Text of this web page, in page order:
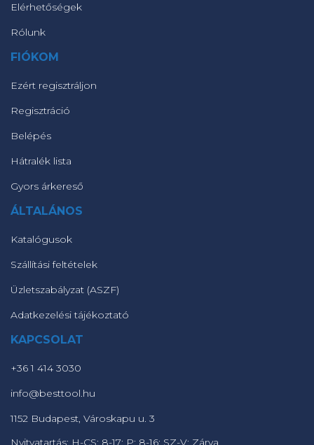
Elérhetőségek
Rólunk
FIÓKOM
Ezért regisztráljon
Regisztráció
Belépés
Hátralék lista
Gyors árkereső
ÁLTALÁNOS
Katalógusok
Szállítási feltételek
Üzletszabályzat (ASZF)
Adatkezelési tájékoztató
KAPCSOLAT
+36 1 414 3030
info@besttool.hu
1152 Budapest, Városkapu u. 3
Nyitvatartás: H-CS: 8-17; P: 8-16; SZ-V: Zárva